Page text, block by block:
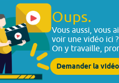
Oups.
Vous aussi, vous
voir une vidéo ici ?
On y travaille,
Demander la vidéo